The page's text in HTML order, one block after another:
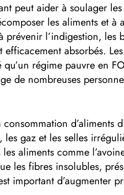
peut aider à soulager
les aliments et
prévenir l’indigestion, les
efficacement absorbés.
qu’un régime pauvre en
de nombreuses
consommation
les gaz et les selles
les aliments comme
les fibres insolubles,
important d’augmenter